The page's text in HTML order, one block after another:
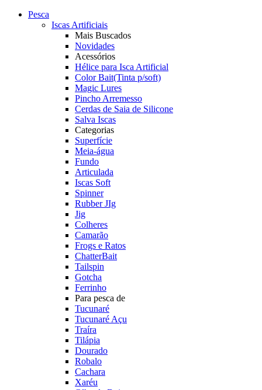
Pesca
Iscas Artificiais
Mais Buscados
Novidades
Acessórios
Hélice para Isca Artificial
Color Bait(Tinta p/soft)
Magic Lures
Pincho Arremesso
Cerdas de Saia de Silicone
Salva Iscas
Categorias
Superfície
Meia-água
Fundo
Articulada
Iscas Soft
Spinner
Rubber JIg
Jig
Colheres
Camarão
Frogs e Ratos
ChatterBait
Tailspin
Gotcha
Ferrinho
Para pesca de
Tucunaré
Tucunaré Açu
Traíra
Tilápia
Dourado
Robalo
Cachara
Xaréu